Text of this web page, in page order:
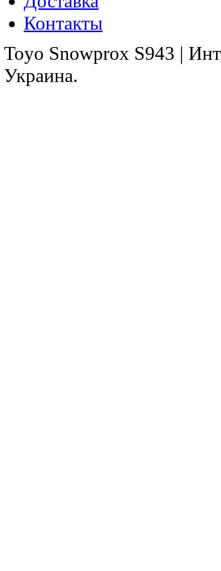
Контакты
Toyo Snowprox S943 |
Украина.